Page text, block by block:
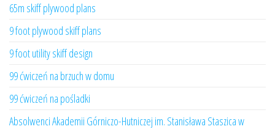
65m skiff plywood plans
9 foot plywood skiff plans
9 foot utility skiff design
99 ćwiczeń na brzuch w domu
99 ćwiczeń na pośladki
Absolwenci Akademii Górniczo-Hutniczej im. Stanisława Staszica w